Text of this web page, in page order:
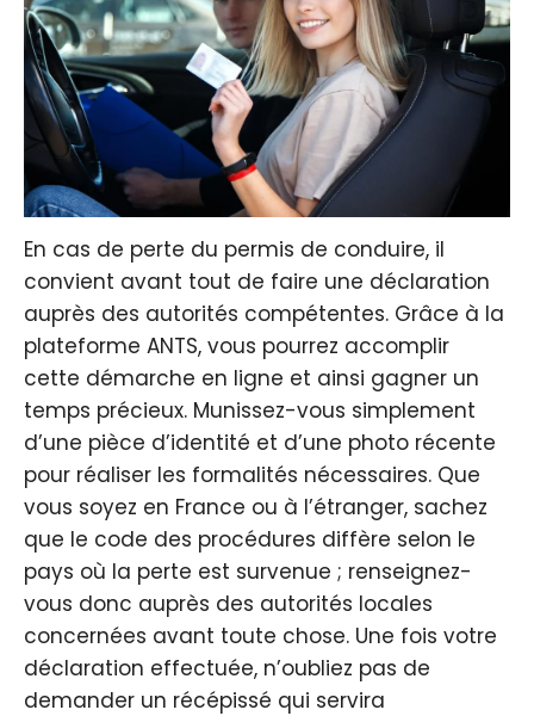
En cas de perte du permis de conduire, il
convient avant tout de faire une déclaration
auprès des autorités compétentes. Grâce à la
plateforme ANTS, vous pourrez accomplir
cette démarche en ligne et ainsi gagner un
temps précieux. Munissez-vous simplement
d’une pièce d’identité et d’une photo récente
pour réaliser les formalités nécessaires. Que
vous soyez en France ou à l’étranger, sachez
que le code des procédures diffère selon le
pays où la perte est survenue ; renseignez-
vous donc auprès des autorités locales
concernées avant toute chose. Une fois votre
déclaration effectuée, n’oubliez pas de
demander un récépissé qui servira